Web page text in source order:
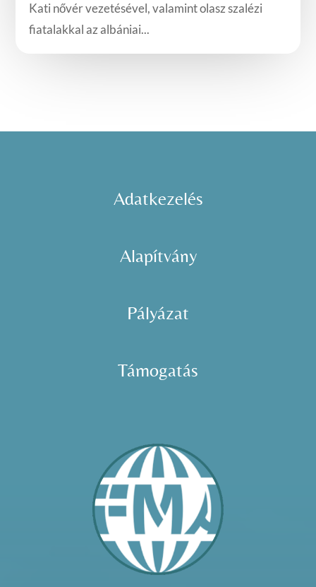
Kati nővér vezetésével, valamint olasz szalézi
fiatalakkal az albániai...
Adatkezelés
Alapítvány
Pályázat
Támogatás